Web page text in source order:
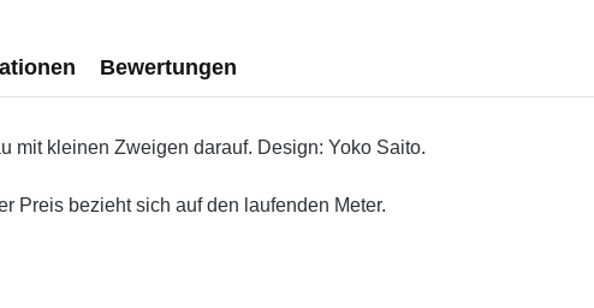
Bewertungen
mit kleinen Zweigen darauf. Design: Yoko Saito.
Preis bezieht sich auf den laufenden Meter.